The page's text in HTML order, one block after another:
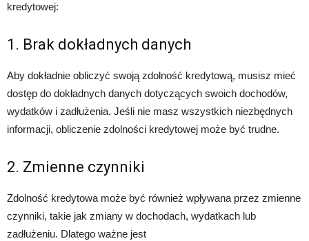
kredytowej:
1. Brak dokładnych danych
Aby dokładnie obliczyć swoją zdolność kredytową, musisz mieć
dostęp do dokładnych danych dotyczących swoich dochodów,
wydatków i zadłużenia. Jeśli nie masz wszystkich niezbędnych
informacji, obliczenie zdolności kredytowej może być trudne.
2. Zmienne czynniki
Zdolność kredytowa może być również wpływana przez zmienne
czynniki, takie jak zmiany w dochodach, wydatkach lub
zadłużeniu. Dlatego ważne jest